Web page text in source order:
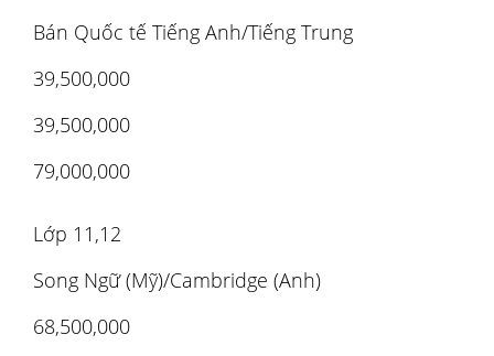
Bán Quốc tế Tiếng Anh/Tiếng Trung
39,500,000
39,500,000
79,000,000
Lớp 11,12
Song Ngữ (Mỹ)/Cambridge (Anh)
68,500,000